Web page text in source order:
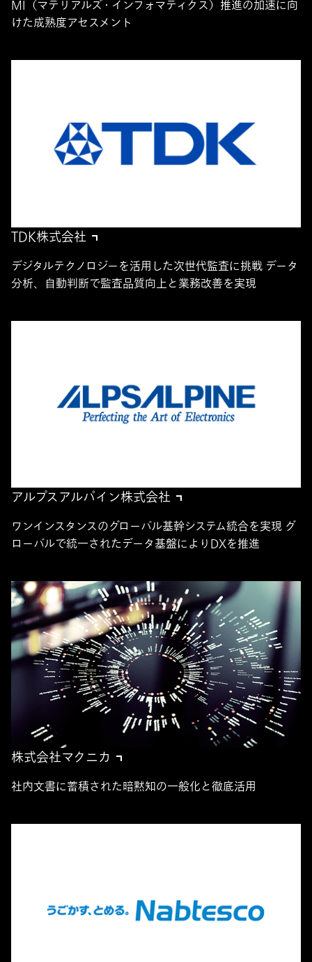
MI（マテリアルズ・インフォマティクス）推進の加速に向
けた成熟度アセスメント
TDK株式会社
デジタルテクノロジーを活用した次世代監査に挑戦 データ
分析、自動判断で監査品質向上と業務改善を実現
アルプスアルパイン株式会社
ワンインスタンスのグローバル基幹システム統合を実現 グ
ローバルで統一されたデータ基盤によりDXを推進
株式会社マクニカ
社内文書に蓄積された暗黙知の一般化と徹底活用